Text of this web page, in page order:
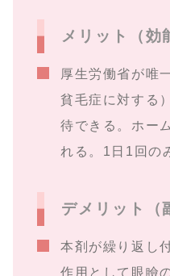
メリット（効
厚生労働省が唯
貧毛症に対する
待できる。ホー
れる。1日1回の
デメリット（
本剤が繰り返し
作用として眼瞼